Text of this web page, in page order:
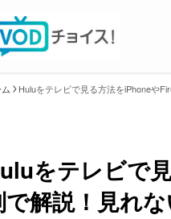
Huluをテレビで見る方法をiPhoneや
をテレビで
で解説！見れ